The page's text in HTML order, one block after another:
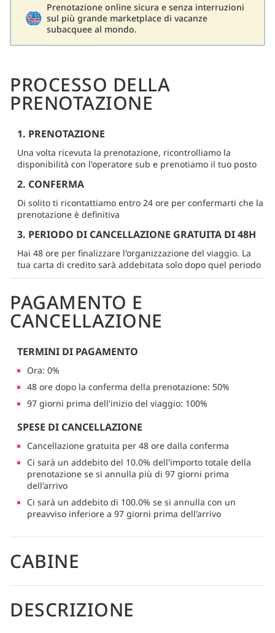
Prenotazione online sicura e senza interruzioni
sul più grande marketplace di vacanze
subacquee al mondo.
PROCESSO DELLA
PRENOTAZIONE
1. PRENOTAZIONE
Una volta ricevuta la prenotazione, ricontrolliamo la
disponibilità con l'operatore sub e prenotiamo il tuo posto
2. CONFERMA
Di solito ti ricontattiamo entro 24 ore per confermarti che la
prenotazione è definitiva
3. PERIODO DI CANCELLAZIONE GRATUITA DI 48H
Hai 48 ore per finalizzare l'organizzazione del viaggio. La
tua carta di credito sarà addebitata solo dopo quel periodo
PAGAMENTO E
CANCELLAZIONE
TERMINI DI PAGAMENTO
Ora: 0%
48 ore dopo la conferma della prenotazione: 50%
97 giorni prima dell'inizio del viaggio: 100%
SPESE DI CANCELLAZIONE
Cancellazione gratuita per 48 ore dalla conferma
Ci sarà un addebito del 10.0% dell'importo totale della
prenotazione se si annulla più di 97 giorni prima
dell'arrivo
Ci sarà un addebito di 100.0% se si annulla con un
preavviso inferiore a 97 giorni prima dell'arrivo
CABINE
DESCRIZIONE